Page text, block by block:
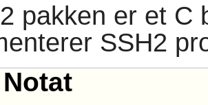
pakken er et C
SSH2
Notat